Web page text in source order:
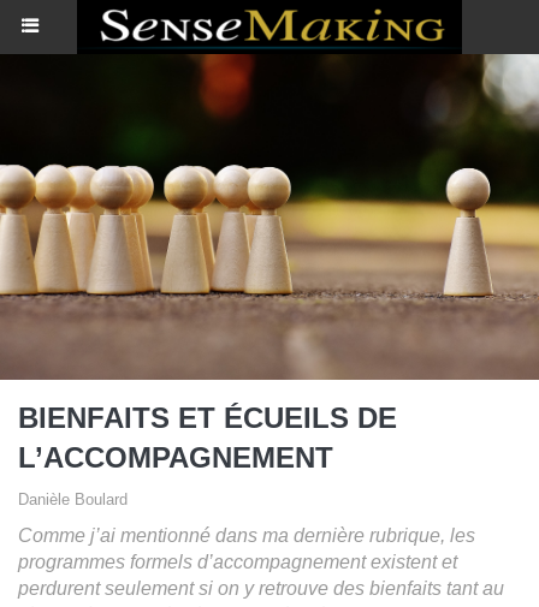
BIENFAITS ET ÉCUEILS DE
L’ACCOMPAGNEMENT
Danièle Boulard
Comme j’ai mentionné dans ma dernière rubrique, les
programmes formels d’accompagnement existent et
perdurent seulement si on y retrouve des bienfaits tant au